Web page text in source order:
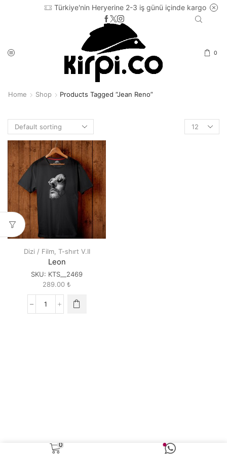
Türkiye'nin Heryerine 2-3 iş günü içinde kargo
0
Home Shop Products Tagged “jean Reno”
Products
per
Dizi / Film, T-shırt V.II
Leon
SKU: KTS__2469
289.00 ₺
Leon
0